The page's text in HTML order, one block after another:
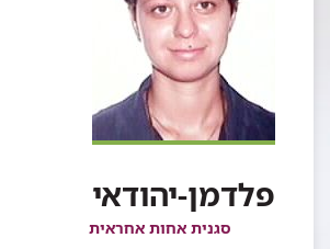
פלדמן-יהודאי
סגנית אחות אחראית